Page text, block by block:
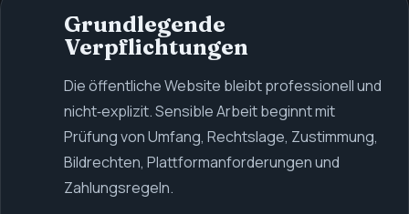
Grundlegende
Verpflichtungen
Die öffentliche Website bleibt professionell und
nicht‑explizit. Sensible Arbeit beginnt mit
Prüfung von Umfang, Rechtslage, Zustimmung,
Bildrechten, Plattformanforderungen und
Zahlungsregeln.